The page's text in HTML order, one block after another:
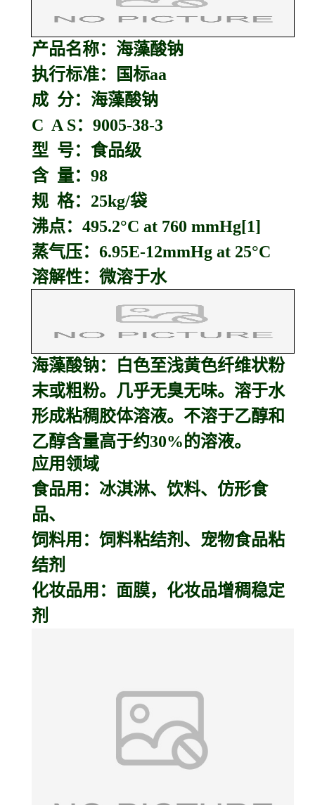
产品名称： 海藻酸钠
执行标准：国标aa
成 分：海藻酸钠
C A S：9005-38-3
型 号：食品级
含 量：98
规 格：25kg/袋
沸点：495.2°C at 760 mmHg[1]
蒸气压：6.95E-12mmHg at 25°C
溶解性：微溶于水
海藻酸钠：
白色至浅黄色纤维状粉
末或粗粉。几乎无臭无味。溶于水
形成粘稠胶体溶液。不溶于乙醇和
乙醇含量高于约30%的溶液。
应用领域
食品用：冰淇淋、饮料、仿形食
品、
饲料用：饲料粘结剂、宠物食品粘
结剂
化妆品用：面膜，化妆品增稠稳定
剂